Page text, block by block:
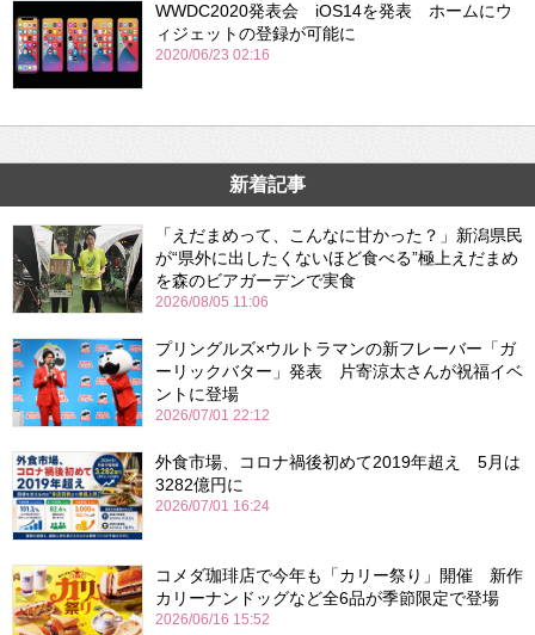
WWDC2020発表会 iOS14を発表 ホームにウ
ィジェットの登録が可能に
2020/06/23 02:16
新着記事
「えだまめって、こんなに甘かった？」新潟県民
が“県外に出したくないほど食べる”極上えだまめ
を森のビアガーデンで実食
2026/08/05 11:06
プリングルズ×ウルトラマンの新フレーバー「ガ
ーリックバター」発表 片寄涼太さんが祝福イベ
ントに登場
2026/07/01 22:12
外食市場、コロナ禍後初めて2019年超え 5月は
3282億円に
2026/07/01 16:24
コメダ珈琲店で今年も「カリー祭り」開催 新作
カリーナンドッグなど全6品が季節限定で登場
2026/06/16 15:52